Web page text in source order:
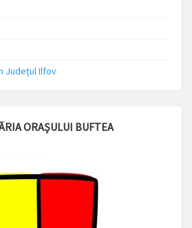
Județul Ilfov
ORAȘULUI BUFTEA